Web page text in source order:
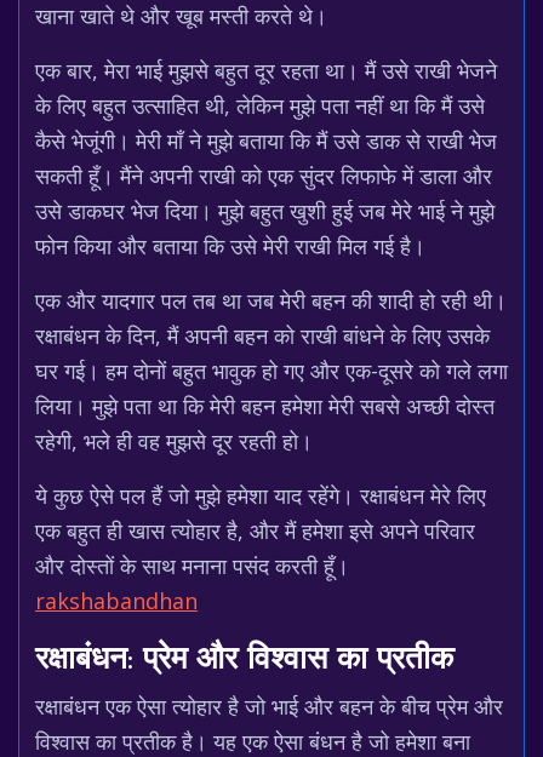
खाना खाते थे और खूब मस्ती करते थे।
एक बार, मेरा भाई मुझसे बहुत दूर रहता था। मैं उसे राखी भेजने
के लिए बहुत उत्साहित थी, लेकिन मुझे पता नहीं था कि मैं उसे
कैसे भेजूंगी। मेरी माँ ने मुझे बताया कि मैं उसे डाक से राखी भेज
सकती हूँ। मैंने अपनी राखी को एक सुंदर लिफाफे में डाला और
उसे डाकघर भेज दिया। मुझे बहुत खुशी हुई जब मेरे भाई ने मुझे
फोन किया और बताया कि उसे मेरी राखी मिल गई है।
एक और यादगार पल तब था जब मेरी बहन की शादी हो रही थी।
रक्षाबंधन के दिन, मैं अपनी बहन को राखी बांधने के लिए उसके
घर गई। हम दोनों बहुत भावुक हो गए और एक-दूसरे को गले लगा
लिया। मुझे पता था कि मेरी बहन हमेशा मेरी सबसे अच्छी दोस्त
रहेगी, भले ही वह मुझसे दूर रहती हो।
ये कुछ ऐसे पल हैं जो मुझे हमेशा याद रहेंगे। रक्षाबंधन मेरे लिए
एक बहुत ही खास त्योहार है, और मैं हमेशा इसे अपने परिवार
और दोस्तों के साथ मनाना पसंद करती हूँ।
rakshabandhan
रक्षाबंधन: प्रेम और विश्वास का प्रतीक
रक्षाबंधन एक ऐसा त्योहार है जो भाई और बहन के बीच प्रेम और
विश्वास का प्रतीक है। यह एक ऐसा बंधन है जो हमेशा बना